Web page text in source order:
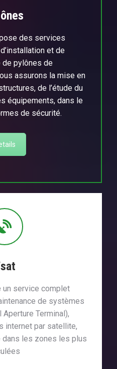
des services
et de
de pylônes de
assurons la mise en
de l’étude du
équipements, dans le
de sécurité.
service complet
de systèmes
Aperture Terminal),
internet par satellite,
dans les zones les plus